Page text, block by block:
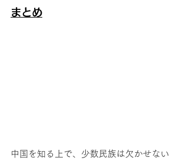
まとめ
中国を知る上で、少数民族は欠かせない